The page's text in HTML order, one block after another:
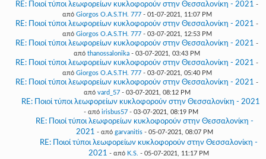
RE: Ποιοί τύποι λεωφορείων κυκλοφορούν στην Θεσσαλονίκη - 2021 -
από Giorgos O.A.S.TH. 777- 01-07-2021, 11:07 PM
RE: Ποιοί τύποι λεωφορείων κυκλοφορούν στην Θεσσαλονίκη - 2021 -
από Giorgos O.A.S.TH. 777- 03-07-2021, 12:53 PM
RE: Ποιοί τύποι λεωφορείων κυκλοφορούν στην Θεσσαλονίκη - 2021 -
από thanossalonika - 03-07-2021, 03:43 PM
RE: Ποιοί τύποι λεωφορείων κυκλοφορούν στην Θεσσαλονίκη - 2021 -
από Giorgos O.A.S.TH. 777- 03-07-2021, 05:40 PM
RE: Ποιοί τύποι λεωφορείων κυκλοφορούν στην Θεσσαλονίκη - 2021 -
από vard_57- 03-07-2021, 08:12 PM
RE: Ποιοί τύποι λεωφορείων κυκλοφορούν στην Θεσσαλονίκη - 2021
- από irisbus57- 03-07-2021, 08:19 PM
RE: Ποιοί τύποι λεωφορείων κυκλοφορούν στην Θεσσαλονίκη -
2021 - από garvanitis - 05-07-2021, 08:07 PM
RE: Ποιοί τύποι λεωφορείων κυκλοφορούν στην Θεσσαλονίκη -
2021 - από K.S. - 05-07-2021, 11:17 PM